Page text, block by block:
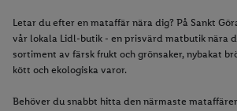
Letar du efter en mataffär nära dig? På Sankt
vår lokala Lidl-butik - en prisvärd matbutik nära
sortiment av färsk frukt och grönsaker, nybakat
kött och ekologiska varor.
Behöver du snabbt hitta den närmaste